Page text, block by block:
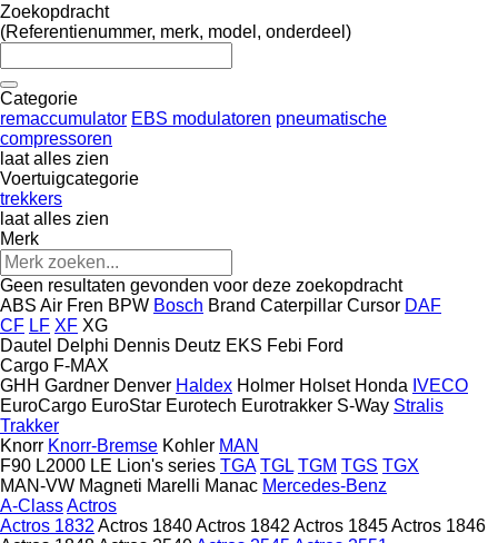
Zoekopdracht
(Referentienummer, merk, model, onderdeel)
Categorie
remaccumulator EBS modulatoren pneumatische
compressoren
laat alles zien
Voertuigcategorie
trekkers
laat alles zien
Merk
Geen resultaten gevonden voor deze zoekopdracht
ABS Air Fren BPW Bosch Brand Caterpillar Cursor DAF
CF LF XF XG
Dautel Delphi Dennis Deutz EKS Febi Ford
Cargo F-MAX
GHH Gardner Denver Haldex Holmer Holset Honda IVECO
EuroCargo EuroStar Eurotech Eurotrakker S-Way Stralis
Trakker
Knorr Knorr-Bremse Kohler MAN
F90 L2000 LE Lion's series TGA TGL TGM TGS TGX
MAN-VW Magneti Marelli Manac Mercedes-Benz
A-ClassActros
Actros 1832 Actros 1840Actros 1842 Actros 1845Actros 1846